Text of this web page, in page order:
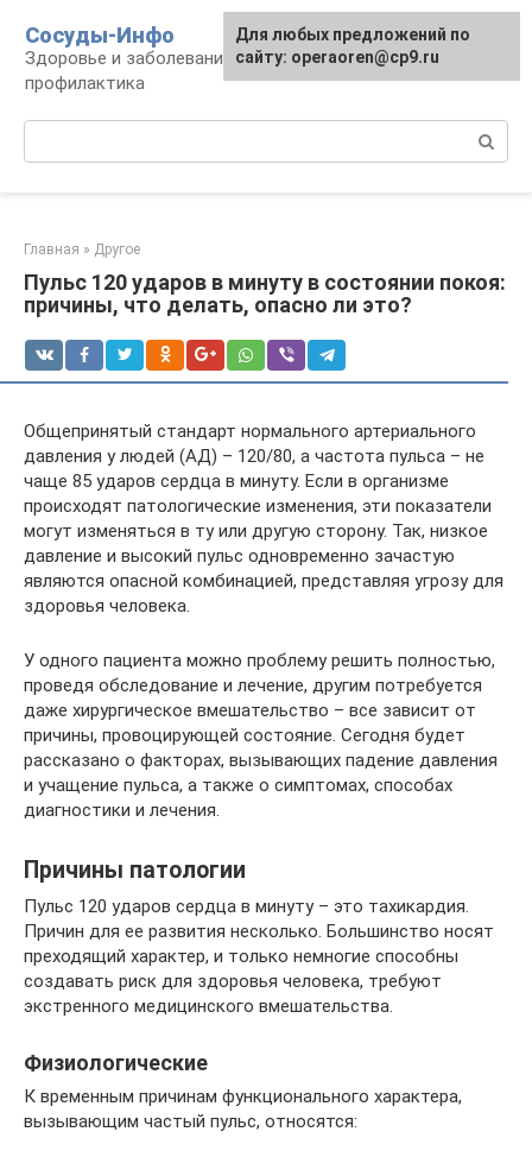
контенту
Сосуды-Инфо
Здоровье и заболевания сосудов и сердца,
профилактика
Главная » Другое
Пульс 120 ударов в минуту в состоянии покоя:
причины, что делать, опасно ли это?
Общепринятый стандарт нормального артериального
давления у людей (АД) – 120/80, а частота пульса – не
чаще 85 ударов сердца в минуту. Если в организме
происходят патологические изменения, эти показатели
могут изменяться в ту или другую сторону. Так, низкое
давление и высокий пульс одновременно зачастую
являются опасной комбинацией, представляя угрозу для
здоровья человека.
У одного пациента можно проблему решить полностью,
проведя обследование и лечение, другим потребуется
даже хирургическое вмешательство – все зависит от
причины, провоцирующей состояние. Сегодня будет
рассказано о факторах, вызывающих падение давления
и учащение пульса, а также о симптомах, способах
диагностики и лечения.
Причины патологии
Пульс 120 ударов сердца в минуту – это тахикардия.
Причин для ее развития несколько. Большинство носят
преходящий характер, и только немногие способны
создавать риск для здоровья человека, требуют
экстренного медицинского вмешательства.
Физиологические
К временным причинам функционального характера,
вызывающим частый пульс, относятся:
Для любых предложений по
сайту: operaoren@cp9.ru